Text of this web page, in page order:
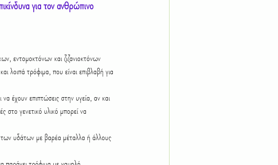
για τον ανθρώπινο
εντομοκτόνων και ζιζανιοκτόνων
λοιπά τρόφιμα, που είναι επιβλαβή για
να έχουν επιπτώσεις στην υγεία, αν και
στο γενετικό υλικό μπορεί να
υδάτων με βαρέα μέταλλα ή άλλους